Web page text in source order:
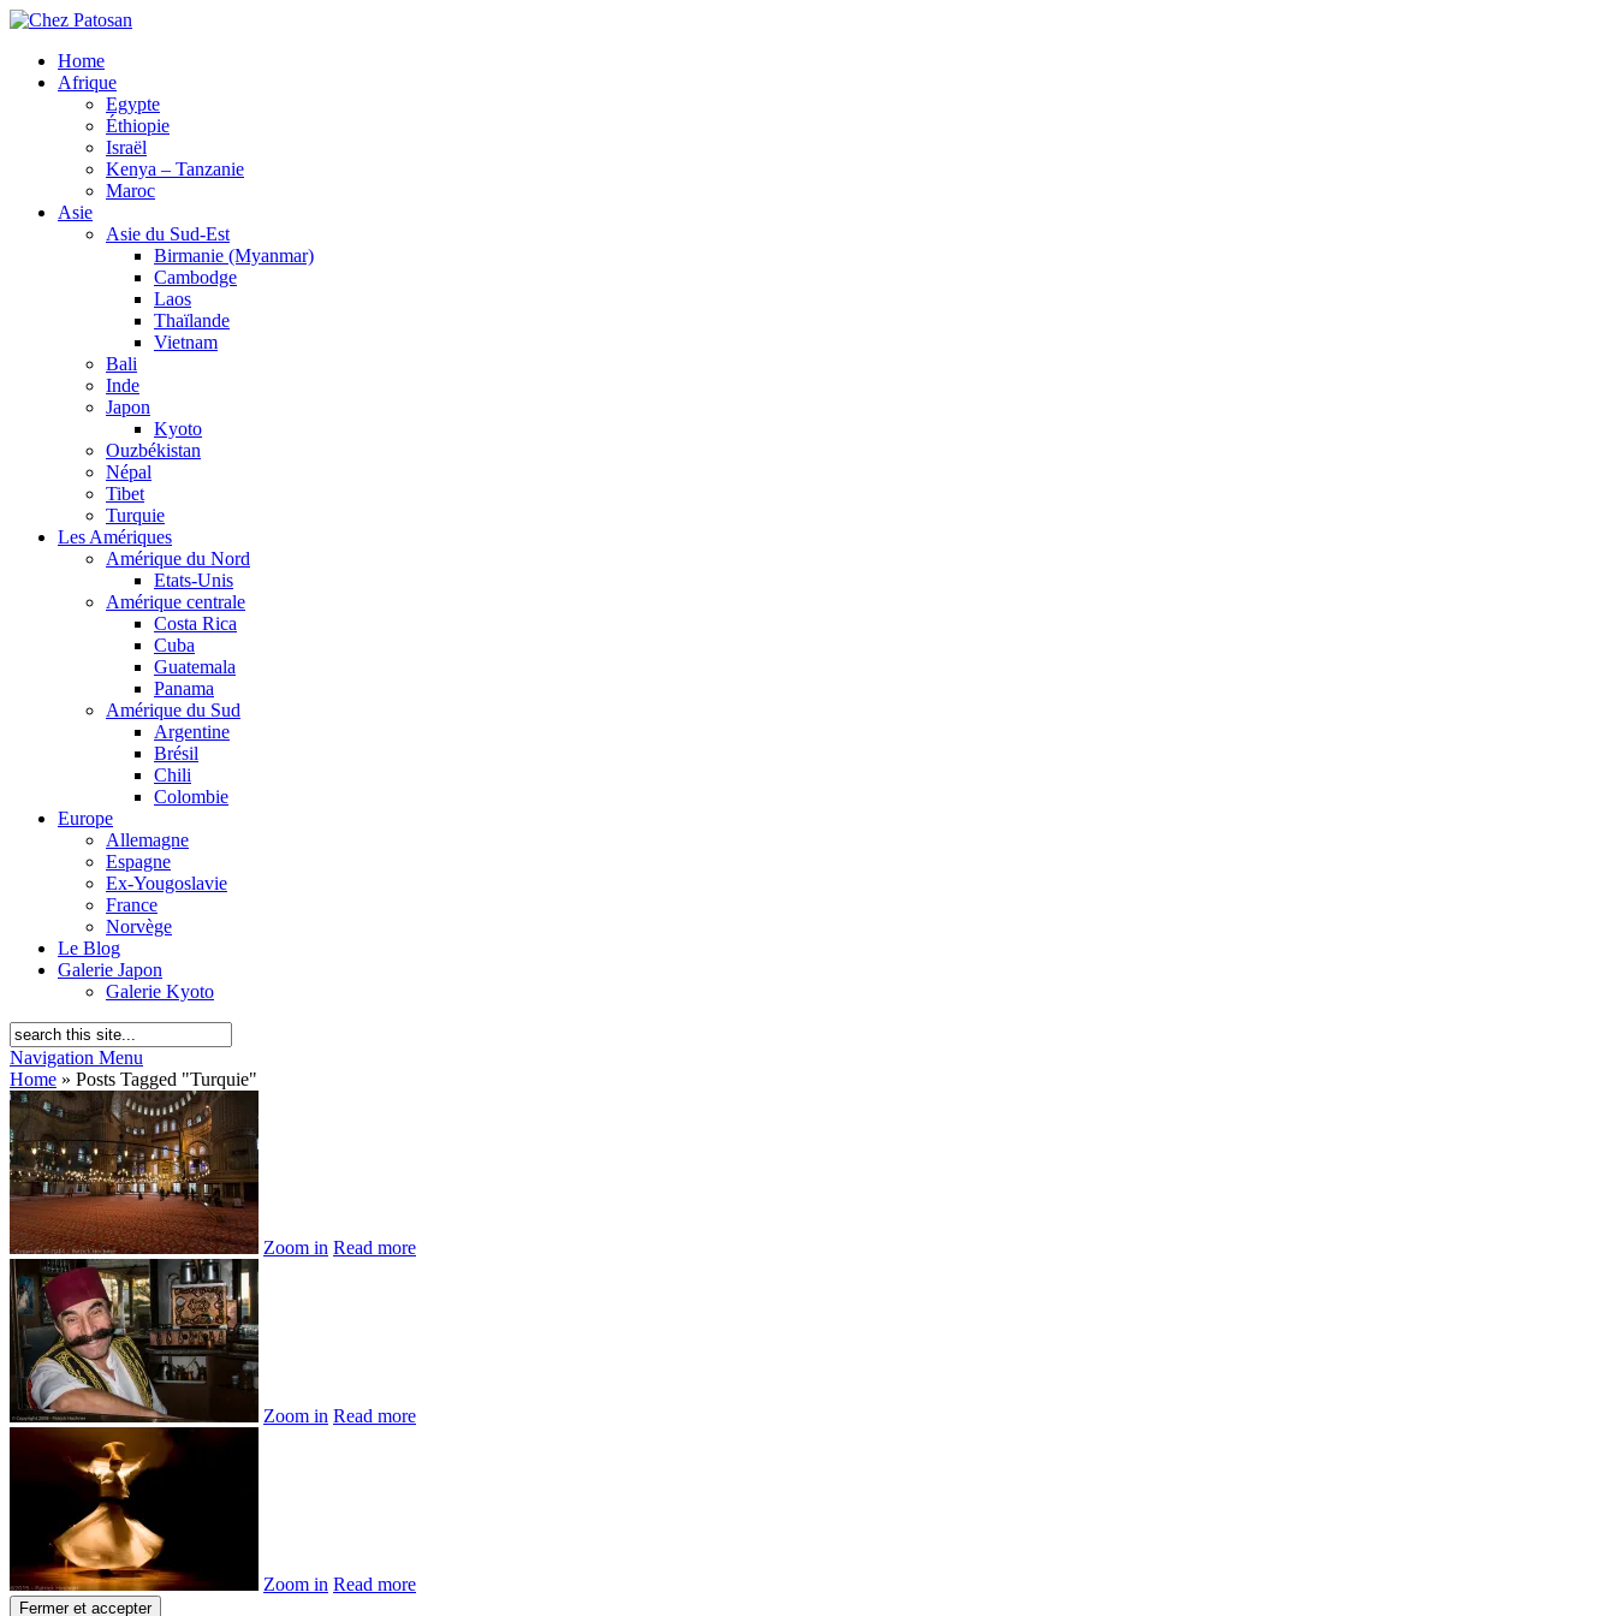
Home
Afrique
Egypte
Éthiopie
Israël
Kenya – Tanzanie
Maroc
Asie
Asie du Sud-Est
Birmanie (Myanmar)
Cambodge
Laos
Thaïlande
Vietnam
Bali
Inde
Japon
Kyoto
Ouzbékistan
Népal
Tibet
Turquie
Les Amériques
Amérique du Nord
Etats-Unis
Amérique centrale
Costa Rica
Cuba
Guatemala
Panama
Amérique du Sud
Argentine
Brésil
Chili
Colombie
Europe
Allemagne
Espagne
Ex-Yougoslavie
France
Norvège
Le Blog
Galerie Japon
Galerie Kyoto
Navigation Menu
Home » Posts Tagged "Turquie"
Zoom in Read more
Zoom in Read more
Zoom in Read more